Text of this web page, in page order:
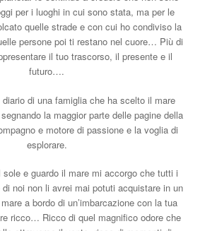
per i luoghi in cui sono stata, ma per le
quelle strade e con cui ho condiviso la
persone poi ti restano nel cuore… Più di
il tuo trascorso, il presente e il
futuro….
di una famiglia che ha scelto il mare
la maggior parte delle pagine della
e motore di passione e la voglia di
esplorare.
e guardo il mare mi accorgo che tutti i
noi non li avrei mai potuti acquistare in un
a bordo di un’imbarcazione con la tua
ricco… Ricco di quel magnifico odore che